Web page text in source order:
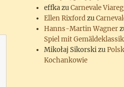
effkazuCarnevale
Ellen Rixfordzu
Hanns-Martin Wagner
Spiel mit
Mikołaj Sikorskizu
Kochankowie